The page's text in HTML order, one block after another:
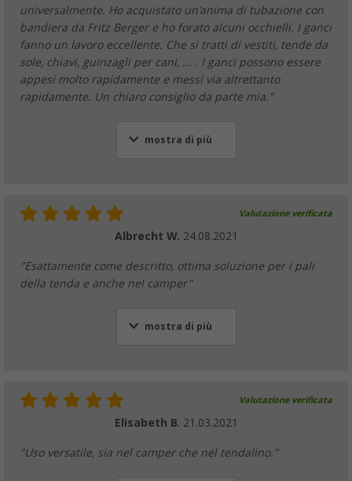
Gancio a S per tenda Berger 2 pezzi bianco
(11)
7,99€PVP 9, €
6,99€PVP8, €
universalmente. Ho acquistato un'anima di tubazione con
bandiera da Fritz Berger e ho forato alcuni occhielli. I ganci
fanno un lavoro eccellente. Che si tratti di vestiti, tende da
sole, chiavi, guinzagli per cani, ... . I ganci possono essere
appesi molto rapidamente e messi via altrettanto
rapidamente. Un chiaro consiglio da parte mia."
mostra di più
Valutazione verificata
Albrecht W. 24.08.2021
"Esattamente come descritto, ottima soluzione per i pali
della tenda e anche nel camper"
mostra di più
Valutazione verificata
Elisabeth B. 21.03.2021
"Uso versatile, sia nel camper che nel tendalino."